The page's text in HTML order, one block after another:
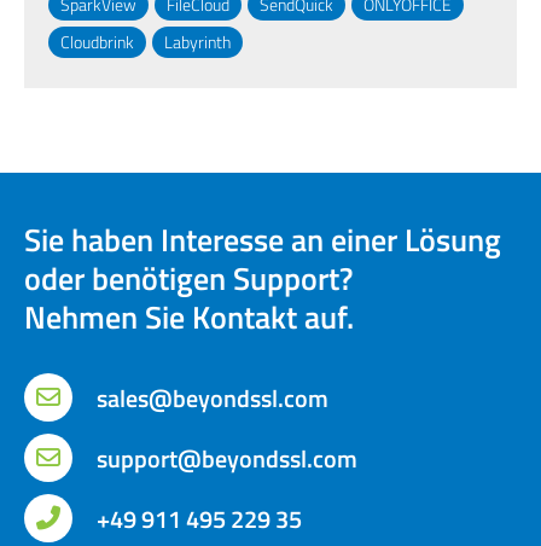
Cloudbrink
Labyrinth
Sie haben Interesse an einer Lösung
oder benötigen Support?
Nehmen Sie Kontakt auf.
sales@beyondssl.com
support@beyondssl.com
+49 911 495 229 35